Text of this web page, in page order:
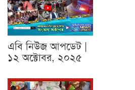
এবি নিউজ আপডেট |
১২ অক্টোবর, ২০২৫